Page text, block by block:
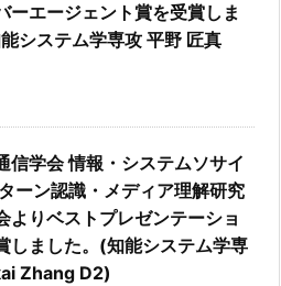
ーエージェント賞を受賞しま
システム学専攻 平野 匠真
信学会 情報・システムソサイ
ーン認識・メディア理解研究
よりベストプレゼンテーショ
しました。(知能システム学専
Zhang D2)